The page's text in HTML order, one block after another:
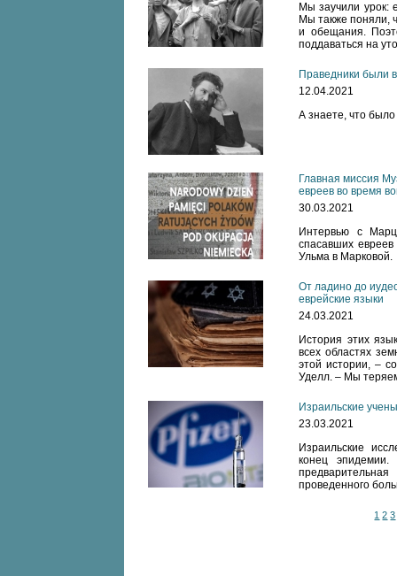
Мы заучили урок:
Мы также поняли,
и обещания.
поддаваться на
Праведники были
12.04.2021
А знаете, что
Главная миссия
евреев во время
30.03.2021
Интервью с
спасавших
Ульма в Марковой.
От ладино до
еврейские языки
24.03.2021
История этих
всех областях
этой истории, –
Уделл. – Мы
Израильские
23.03.2021
Израильские
конец
проведенного
1 2 3